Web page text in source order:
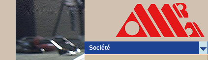
Société